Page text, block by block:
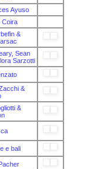
Ayuso
Coira
&
Sean
Sarzotti
&
&
e bali